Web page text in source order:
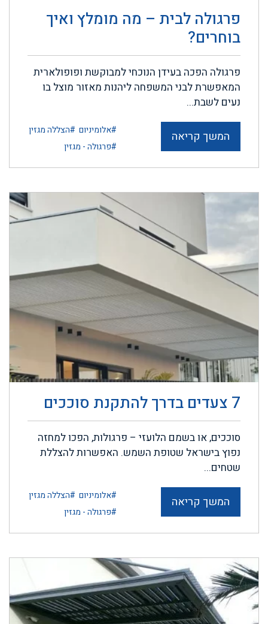
פרגולה לבית – מה מומלץ ואיך
בוחרים?
פרגולה הפכה בעידן הנוכחי למבוקשת ופופולארית
המאפשרת לבני המשפחה ליהנות מאזור מוצל בו
נעים לשבת...
המשך קריאה #אלומיניום #הצללה מגזין
#פרגולה - מגזין
7 צעדים בדרך להתקנת סוככים
סוככים, או בשמם הלועזי – פרגולות, הפכו למחזה
נפוץ בישראל שטופת השמש. האפשרות להצללת
שטחים...
המשך קריאה #אלומיניום #הצללה מגזין
#פרגולה - מגזין